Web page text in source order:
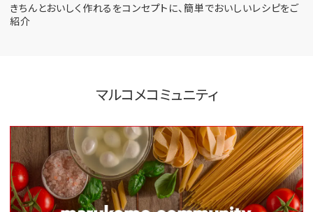
きちんとおいしく作れるをコンセプトに、簡単でおいしいレシピをご
紹介
マルコメコミュニティ